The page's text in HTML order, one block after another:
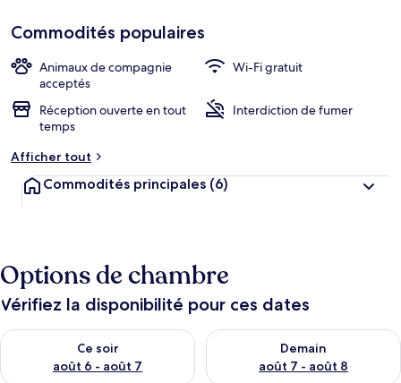
Commodités populaires
Animaux de compagnie
acceptés
Wi-Fi gratuit
Réception ouverte en tout
temps
Interdiction de fumer
Afficher tout
Commodités principales (6)
Options de chambre
Vérifiez la disponibilité pour ces dates
Ce soir
août 6 - août 7
Vérifier la disponibilité pour ce soir août 6 - août 7
Demain
août 7 - août 8
Vérifier la disponibilité pour